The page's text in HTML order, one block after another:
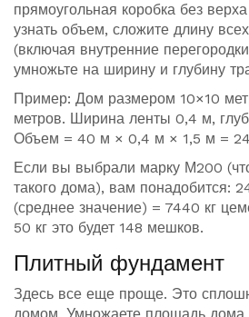
прямоугольная коробка без
узнать объем, сложите длину
(включая внутренние
умножьте на ширину и глубину
Пример: Дом размером 10×10
метров. Ширина ленты 0,4 м,
Объем = 40 м × 0,4 м × 1,5 м = 24
Если вы выбрали марку М200
такого дома), вам понадобится:
(среднее значение) = 7440 кг
50 кг это будет 148 мешков.
Плитный фундамент
Здесь все еще проще. Это